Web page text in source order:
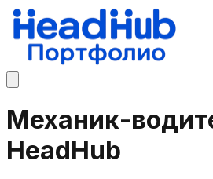
Механик-
HeadHub